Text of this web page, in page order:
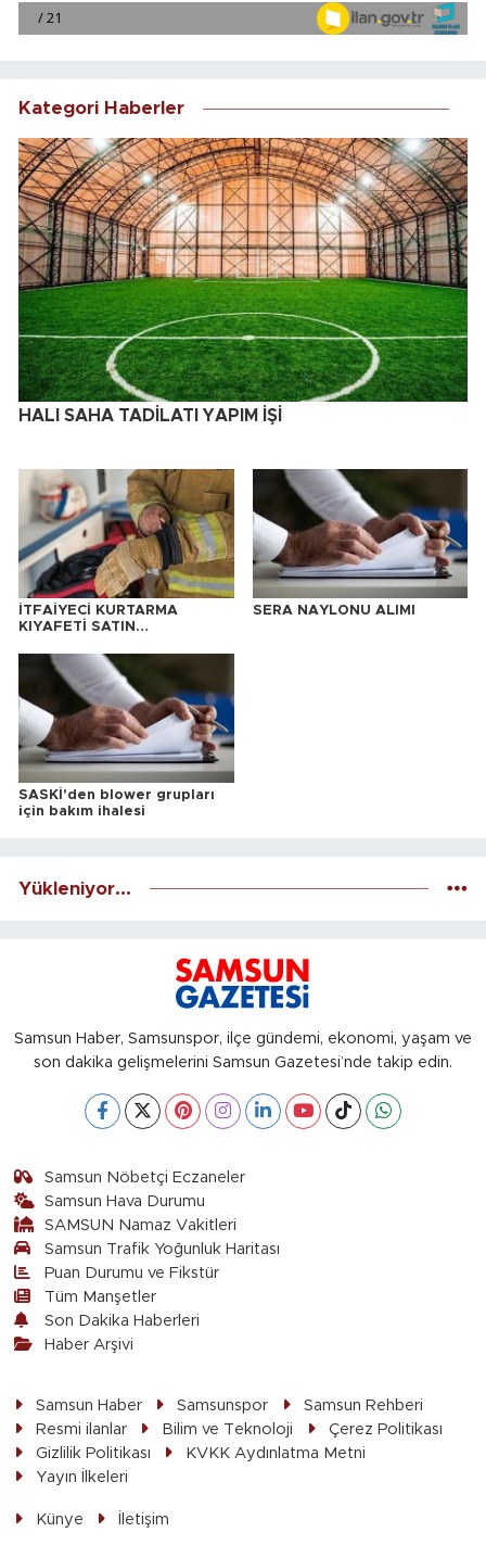
Kategori Haberler
HALI SAHA TADİLATI YAPIM İŞİ
İTFAİYECİ KURTARMA
KIYAFETİ SATIN
SERA NAYLONU ALIMI
SASKİ'den blower grupları
için bakım ihalesi
Yükleniyor...
Samsun Haber, Samsunspor, ilçe gündemi, ekonomi, yaşam ve
son dakika gelişmelerini Samsun Gazetesi’nde takip edin.
Samsun Nöbetçi Eczaneler
Samsun Hava Durumu
SAMSUN Namaz Vakitleri
Samsun Trafik Yoğunluk Haritası
Puan Durumu ve Fikstür
Tüm Manşetler
Son Dakika Haberleri
Haber Arşivi
Samsun Haber Samsunspor
Samsun Rehberi
Resmi ilanlar
Bilim ve Teknoloji
Çerez Politikası
Gizlilik Politikası
KVKK Aydınlatma Metni
Yayın İlkeleri
Künye İletişim